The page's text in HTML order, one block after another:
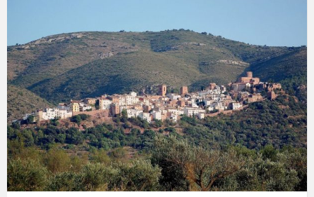
Paella monumental i TARDEO. Amics de la vaca
Diumenge de ressurecció